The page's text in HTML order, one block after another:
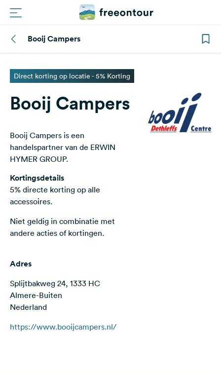
Routes
Campings
Magazine
Registreren
Nieuwsbrief
Vragen &
Feedback
Volg
ons
op
media
Booij Campers
Direct korting op locatie - 5% Korting
Booij Campers
Booij Campers is een
handelspartner van de ERWIN
HYMER GROUP.
Kortingsdetails
5% directe korting op alle
accessoires.
Niet geldig in combinatie met
andere acties of kortingen.
Adres
Splijtbakweg 24, 1333 HC
Almere-Buiten
Nederland
https://www.booijcampers.nl/